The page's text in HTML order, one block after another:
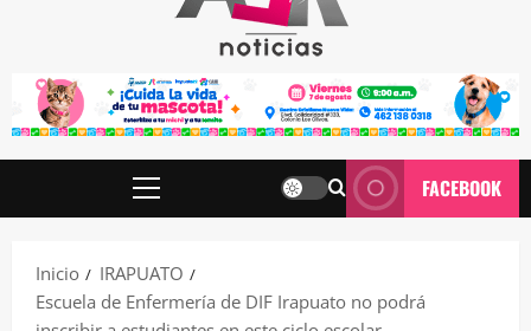
Menú
FACEBOOK
Inicio
IRAPUATO
Escuela de Enfermería de DIF Irapuato no podrá